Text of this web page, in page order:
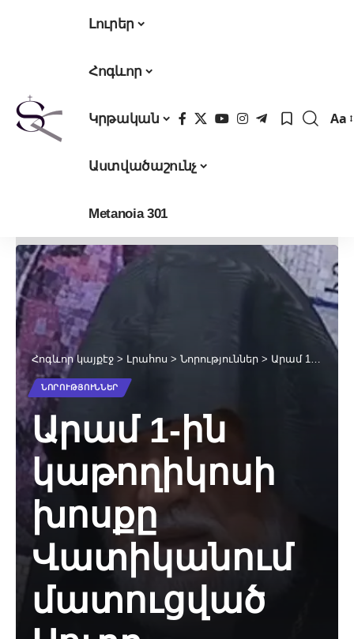
Լուրեր
Հոգևոր
Կրթական
Աստվածաշունչ
Metanoia 301
Aa
Հոգևոր կայքէջ > Լրահոս > Նորություններ > Արամ 1-ին կաթողիկոսի խոսքը Վատիկանում մատուցված Սուրբ Պատարագին
ՆՈՐՈՒԹՅՈՒՆՆԵՐ
Արամ 1-ին
կաթողիկոսի
խոսքը
Վատիկանում
մատուցված